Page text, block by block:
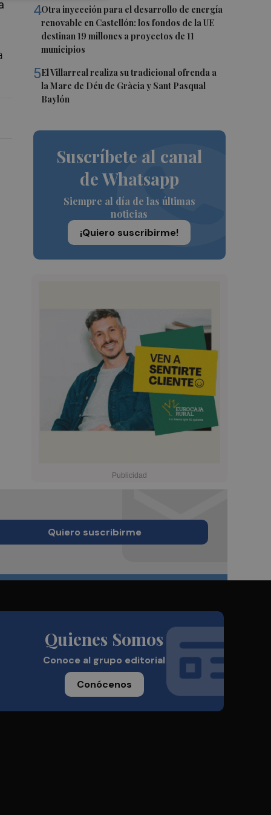
4Otra inyección para el desarrollo de energía
renovable en Castellón: los fondos de la UE
destinan 19 millones a proyectos de 11
municipios
5El Villarreal realiza su tradicional ofrenda a
la Mare de Déu de Gràcia y Sant Pasqual
Baylón
Suscríbete al canal
de Whatsapp
Siempre al día de las últimas
noticias
¡Quiero suscribirme!
Quiero suscribirme
Quienes Somos
Conoce al grupo editorial
Conócenos